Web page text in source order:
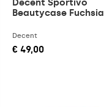
Decent Sportivo
Beautycase Fuchsia
Decent
€ 49,00